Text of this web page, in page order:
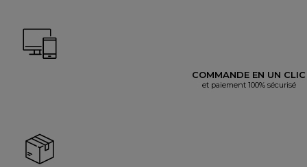
COMMANDE EN UN CLIC
et paiement 100% sécurisé